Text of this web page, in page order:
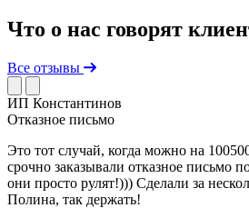
Что о нас говорят
Все отзывы
ИП Константинов
Отказное письмо
Это тот случай, когда можно на
срочно заказывали отказное письмо
они просто рулят!))) Сделали за
Полина, так держать!